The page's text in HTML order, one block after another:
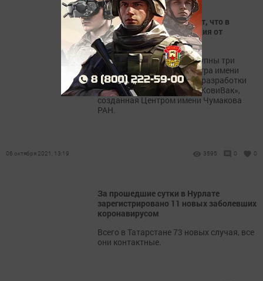
Татарстанцам напоминают, что в
республике идет вакцинация от
коронавируса
Жителям республики доступны три
вакцины: «Спутник V» Центра имени
Гамалеи, «ЭпиВакКорона» разработки
центра «Вектор», а также «КовиВак»,
созданная Центром имени Чумакова
РАН.
06 октября 2021, 13:19 3595 0 0
За прошедшие сутки в Нурлате
зарегистрировано 11 новых заболевших
коронавирусом
Всего в Татарстане 73 новых случая, все
они контактные.